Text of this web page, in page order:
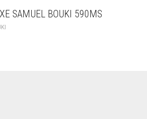
SAMUEL BOUKI 590MS